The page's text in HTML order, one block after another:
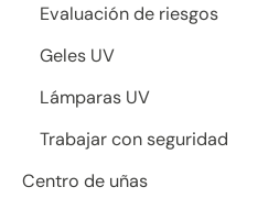
Evaluación de riesgos
Geles UV
Lámparas UV
Trabajar con seguridad
Centro de uñas